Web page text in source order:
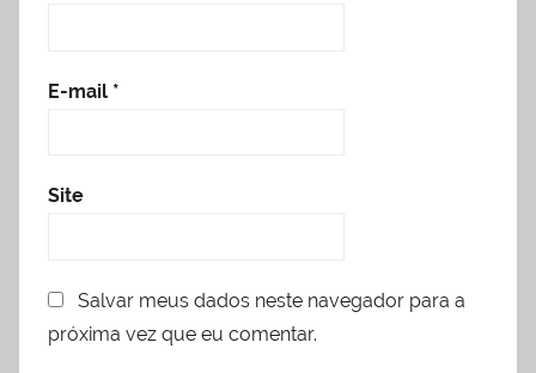
E-mail *
Site
Salvar meus dados neste navegador para a
próxima vez que eu comentar.